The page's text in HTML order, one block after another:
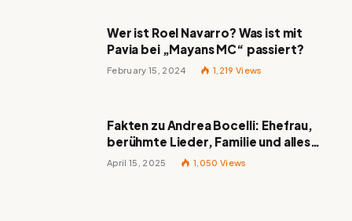
Wer ist Roel Navarro? Was ist mit
Pavia bei „Mayans MC“ passiert?
February 15, 2024 1,219 Views
Fakten zu Andrea Bocelli: Ehefrau,
berühmte Lieder, Familie und alles
Wissenswerte über den italienischen
April 15, 2025 1,050 Views